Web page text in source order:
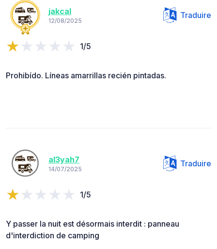
jakcal
12/08/2025
Traduire
1/5
Prohibído. Líneas amarrillas recién pintadas.
al3yah7
14/07/2025
Traduire
1/5
Y passer la nuit est désormais interdit : panneau
d'interdiction de camping